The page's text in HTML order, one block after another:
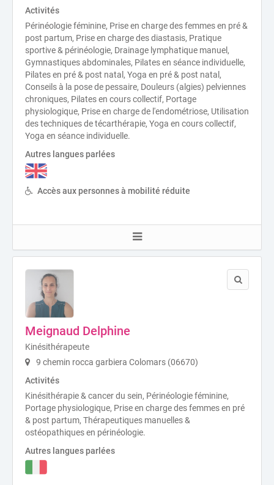
Activités
Périnéologie féminine, Prise en charge des femmes en pré &
post partum, Prise en charge des diastasis, Pratique
sportive & périnéologie, Drainage lymphatique manuel,
Gymnastiques abdominales, Pilates en séance individuelle,
Pilates en pré & post natal, Yoga en pré & post natal,
Conseils à la pose de pessaire, Douleurs (algies) pelviennes
chroniques, Pilates en cours collectif, Portage
physiologique, Prise en charge de l'endométriose, Utilisation
des techniques de técarthérapie, Yoga en cours collectif,
Yoga en séance individuelle.
Autres langues parlées
Accès aux personnes à mobilité réduite
Meignaud Delphine
Kinésithérapeute
9 chemin rocca garbiera Colomars (06670)
Activités
Kinésithérapie & cancer du sein, Périnéologie féminine,
Portage physiologique, Prise en charge des femmes en pré
& post partum, Thérapeutiques manuelles &
ostéopathiques en périnéologie.
Autres langues parlées